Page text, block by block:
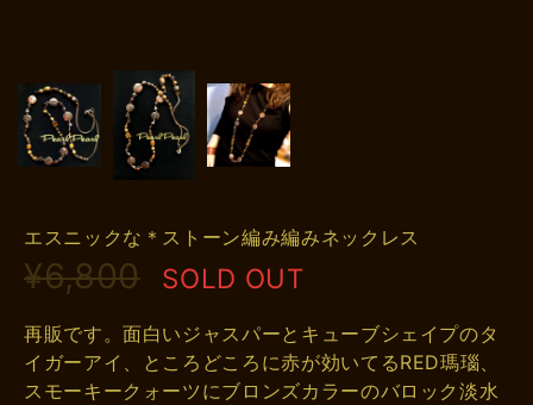
エスニックな＊ストーン編み編みネックレス
¥6,800 SOLD OUT
再販です。面白いジャスパーとキューブシェイプのタ
イガーアイ、ところどころに赤が効いてるRED瑪瑙、
スモーキークォーツにブロンズカラーのバロック淡水